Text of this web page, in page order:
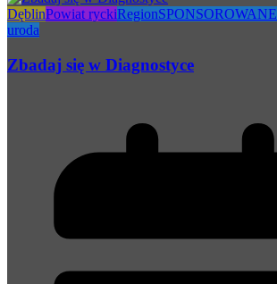
DęblinPowiat ryckiRegionSPONSOROWANE
uroda
Zbadaj się w Diagnostyce